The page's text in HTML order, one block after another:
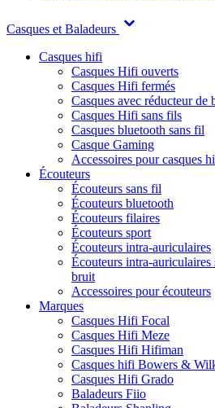
Casques et Baladeurs
Casques hifi
Casques Hifi ouverts
Casques Hifi fermés
Casques avec réducteur de
Casques Hifi sans fils
Casques bluetooth sans fil
Casque Gaming
Accessoires pour casques
Écouteurs
Écouteurs sans fil
Écouteurs bluetooth
Écouteurs filaires
Écouteurs sport
Écouteurs intra-auriculaires
Écouteurs intra-
bruit
Accessoires pour écouteurs
Marques
Casques Hifi Focal
Casques Hifi Meze
Casques Hifi Hifiman
Casques hifi Bowers &
Casques Hifi Grado
Baladeurs Fiio